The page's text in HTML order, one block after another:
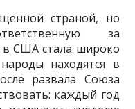
страной, но
за
в США стала широко
находятся в
развала Союза
каждый год